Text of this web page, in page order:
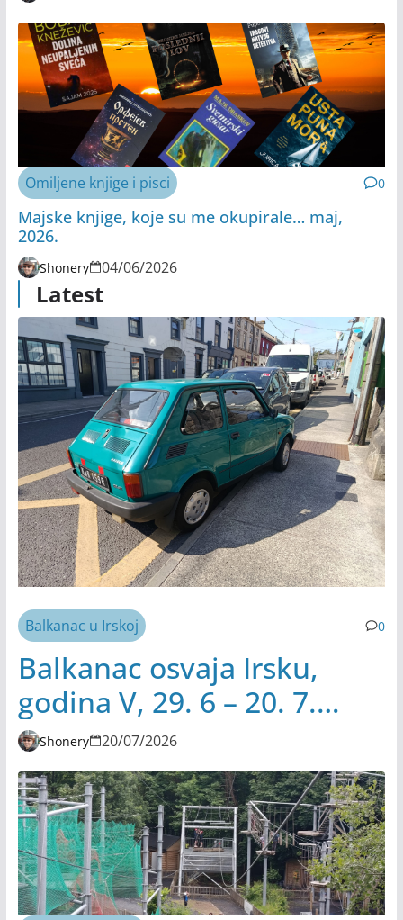
Omiljene knjige i pisci 0
Majske knjige, koje su me okupirale… maj,
2026.
Shonery 04/06/2026
Latest
Balkanac u Irskoj 0
Balkanac osvaja Irsku,
godina V, 29. 6 – 20. 7.
2026.
Shonery 20/07/2026